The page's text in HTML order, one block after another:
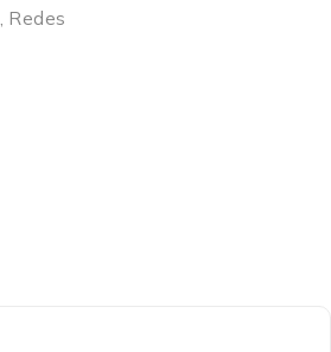
Redes